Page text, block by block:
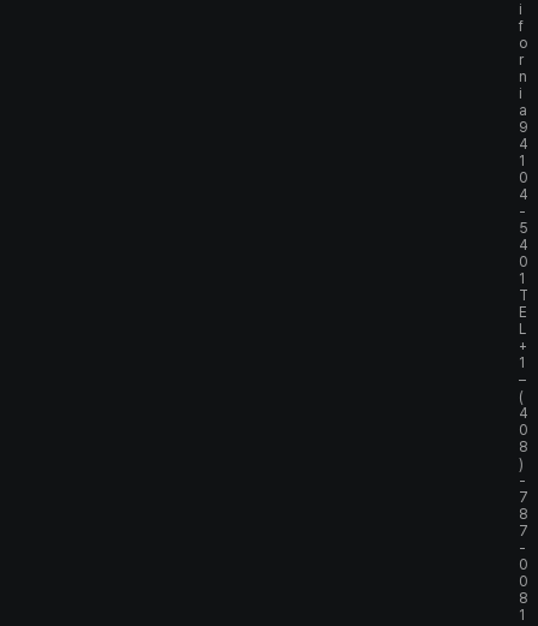
i
f
o
r
n
i
a
9
4
1
0
4
-
5
4
0
1
T
E
L
+
1
–
(
4
0
8
)
-
7
8
7
-
0
0
8
1